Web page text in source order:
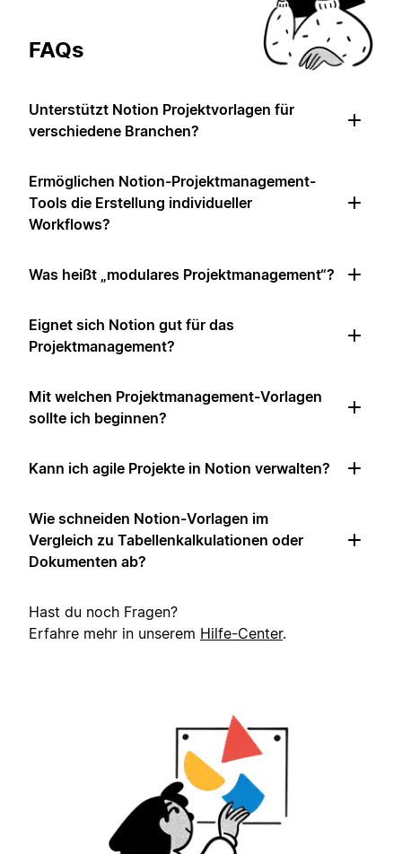
FAQs
Unterstützt Notion Projektvorlagen für
verschiedene Branchen?
Ermöglichen Notion-Projektmanagement-
Tools die Erstellung individueller
Workflows?
Was heißt „modulares Projektmanagement“?
Eignet sich Notion gut für das
Projektmanagement?
Mit welchen Projektmanagement-Vorlagen
sollte ich beginnen?
Kann ich agile Projekte in Notion verwalten?
Wie schneiden Notion-Vorlagen im
Vergleich zu Tabellenkalkulationen oder
Dokumenten ab?
Hast du noch Fragen?
Erfahre mehr in unserem Hilfe-Center.